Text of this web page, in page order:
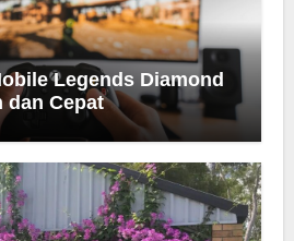
Legends Diamond
dan Cepat